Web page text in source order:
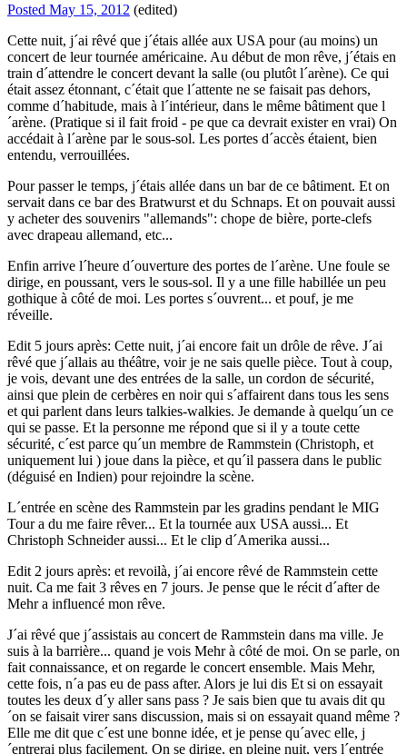
Posted May 15, 2012 (edited)
Cette nuit, j´ai rêvé que j´étais allée aux USA pour (au moins) un
concert de leur tournée américaine. Au début de mon rêve, j´étais en
train d´attendre le concert devant la salle (ou plutôt l´arène). Ce qui
était assez étonnant, c´était que l´attente ne se faisait pas dehors,
comme d´habitude, mais à l´intérieur, dans le même bâtiment que l
´arène. (Pratique si il fait froid - pe que ca devrait exister en vrai) On
accédait à l´arène par le sous-sol. Les portes d´accès étaient, bien
entendu, verrouillées.
Pour passer le temps, j´étais allée dans un bar de ce bâtiment. Et on
servait dans ce bar des Bratwurst et du Schnaps. Et on pouvait aussi
y acheter des souvenirs "allemands": chope de bière, porte-clefs
avec drapeau allemand, etc...
Enfin arrive l´heure d´ouverture des portes de l´arène. Une foule se
dirige, en poussant, vers le sous-sol. Il y a une fille habillée un peu
gothique à côté de moi. Les portes s´ouvrent... et pouf, je me
réveille.
Edit 5 jours après: Cette nuit, j´ai encore fait un drôle de rêve. J´ai
rêvé que j´allais au théâtre, voir je ne sais quelle pièce. Tout à coup,
je vois, devant une des entrées de la salle, un cordon de sécurité,
ainsi que plein de cerbères en noir qui s´affairent dans tous les sens
et qui parlent dans leurs talkies-walkies. Je demande à quelqu´un ce
qui se passe. Et la personne me répond que si il y a toute cette
sécurité, c´est parce qu´un membre de Rammstein (Christoph, et
uniquement lui ) joue dans la pièce, et qu´il passera dans le public
(déguisé en Indien) pour rejoindre la scène.
L´entrée en scène des Rammstein par les gradins pendant le MIG
Tour a du me faire rêver... Et la tournée aux USA aussi... Et
Christoph Schneider aussi... Et le clip d´Amerika aussi...
Edit 2 jours après: et revoilà, j´ai encore rêvé de Rammstein cette
nuit. Ca me fait 3 rêves en 7 jours. Je pense que le récit d´after de
Mehr a influencé mon rêve.
J´ai rêvé que j´assistais au concert de Rammstein dans ma ville. Je
suis à la barrière... quand je vois Mehr à côté de moi. On se parle, on
fait connaissance, et on regarde le concert ensemble. Mais Mehr,
cette fois, n´a pas eu de pass after. Alors je lui dis Et si on essayait
toutes les deux d´y aller sans pass ? Je sais bien que tu avais dit qu
´on se faisait virer sans discussion, mais si on essayait quand même ?
Elle me dit que c´est une bonne idée, et je pense qu´avec elle, j
´entrerai plus facilement. On se dirige, en pleine nuit, vers l´entrée